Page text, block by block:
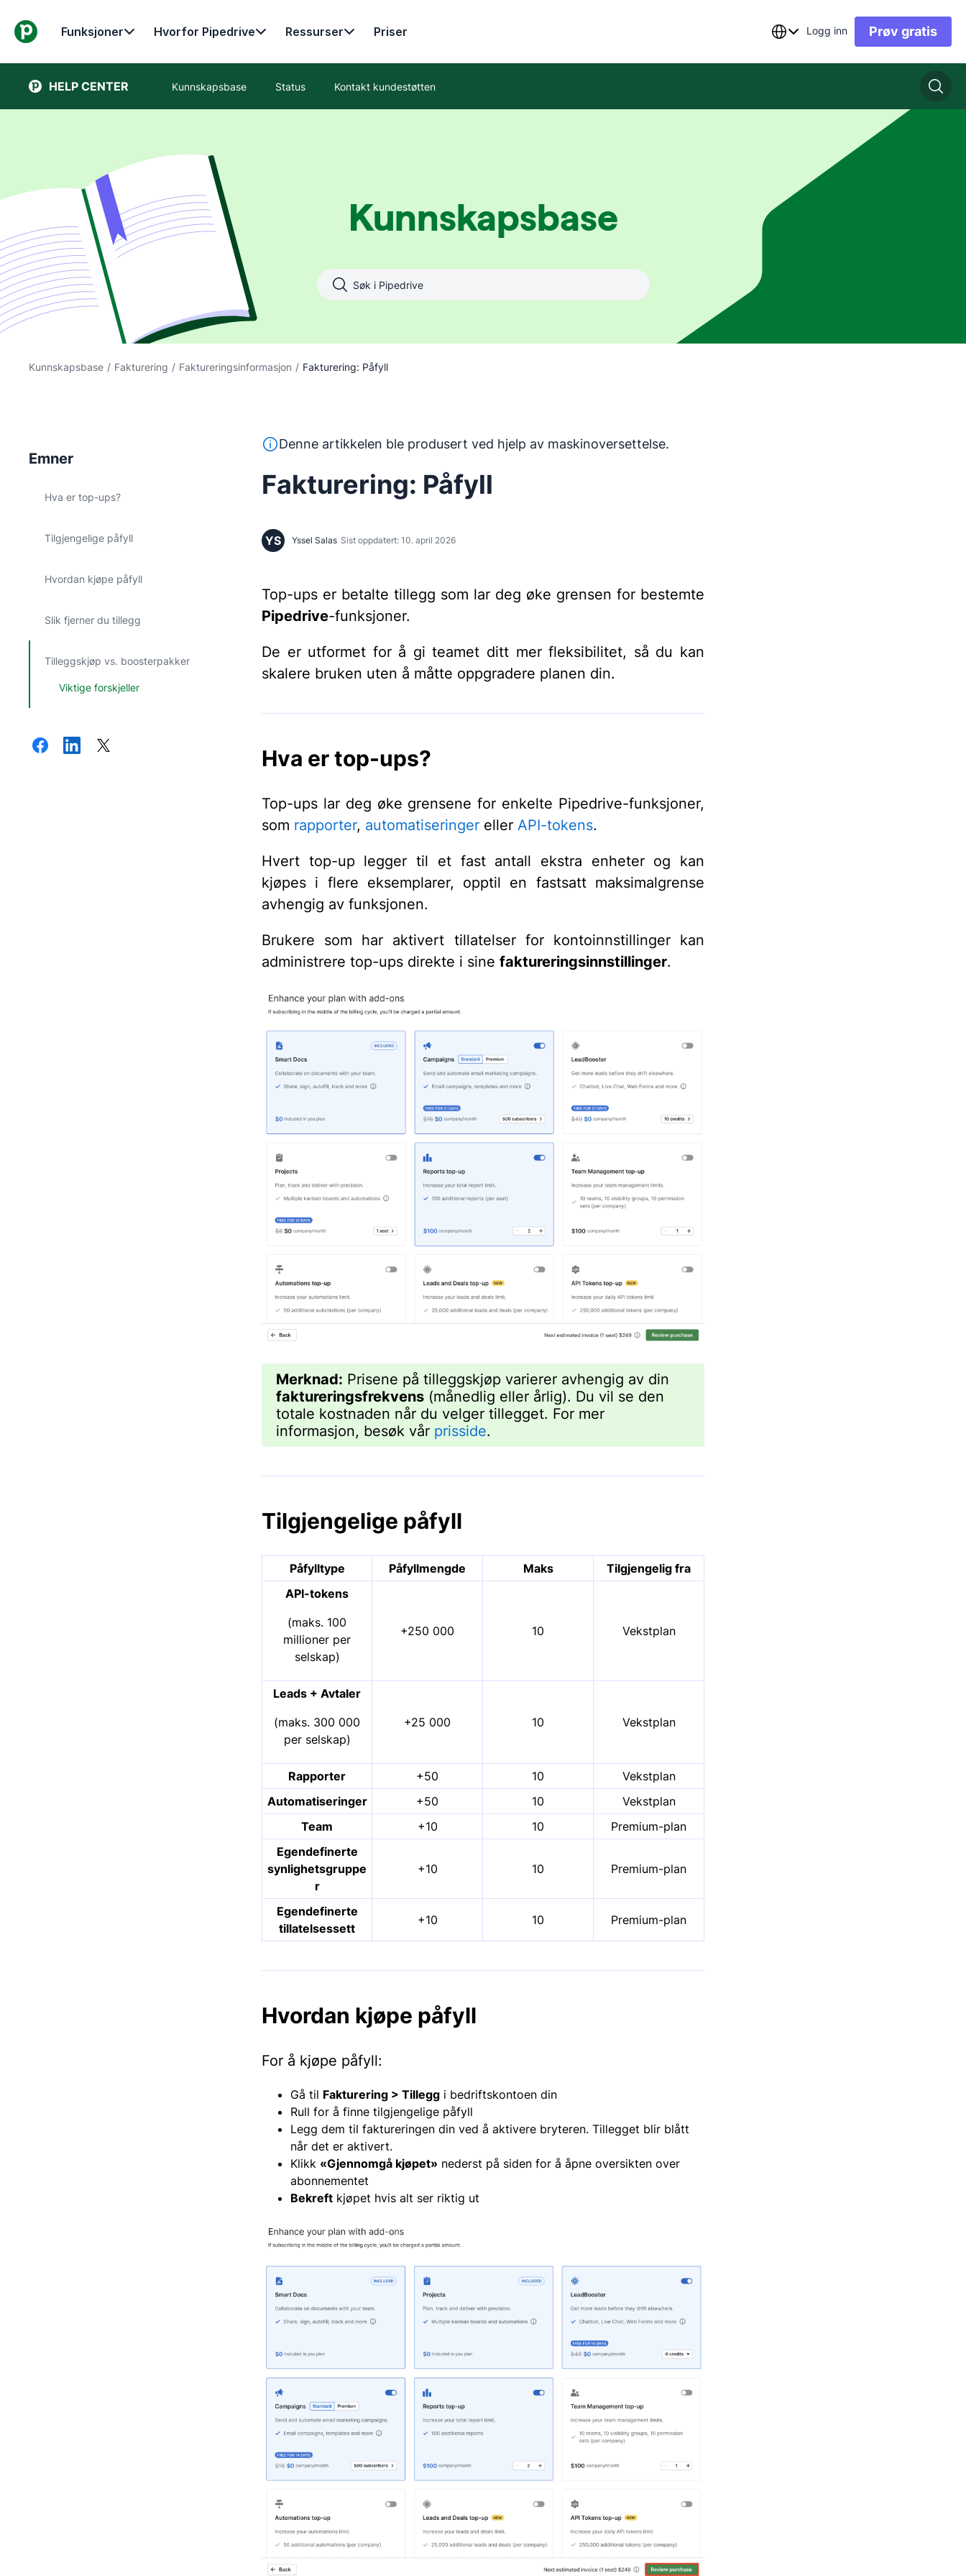
Funksjoner Hvorfor Pipedrive Ressurser Priser Logg inn Prøv gratis
HELP CENTER Kunnskapsbase Status Kontakt kundestøtten
Kunnskapsbase
Kunnskapsbase / Fakturering / Faktureringsinformasjon / Fakturering: Påfyll
Emner
Hva er top-ups?
Tilgjengelige påfyll
Hvordan kjøpe påfyll
Slik fjerner du tillegg
Tilleggskjøp vs. boosterpakker
Viktige forskjeller
Denne teksten ble oversatt fra engelsk ved hjelp av et maskinoversettelsesverktøy og er ikke korrekturlest av et menneske.
Denne artikkelen ble produsert ved hjelp av maskinoversettelse.
Fakturering: Påfyll
YS Yssel Salas Sist oppdatert: 10. april 2026
Top-ups er betalte tillegg som lar deg øke grensen for bestemte
Pipedrive-funksjoner.
De er utformet for å gi teamet ditt mer fleksibilitet, så du kan
skalere bruken uten å måtte oppgradere planen din.
Hva er top-ups?
Top-ups lar deg øke grensene for enkelte Pipedrive-funksjoner,
som rapporter, automatiseringer eller API-tokens.
Hvert top-up legger til et fast antall ekstra enheter og kan
kjøpes i flere eksemplarer, opptil en fastsatt maksimalgrense
avhengig av funksjonen.
Brukere som har aktivert tillatelser for konto­innstillinger kan
administrere top-ups direkte i sine faktureringsinnstillinger.
Merknad: Prisene på tilleggskjøp varierer avhengig av din
faktureringsfrekvens (månedlig eller årlig). Du vil se den
totale kostnaden når du velger tillegget. For mer
informasjon, besøk vår prisside.
Tilgjengelige påfyll
Påfylltype Påfyllmengde Maks
Tilgjengelig fra
API-tokens
(maks. 100
millioner per
selskap)
+250 000 10 Vekstplan
Leads + Avtaler
(maks. 300 000
per selskap)
+25 000 10 Vekstplan
Rapporter +50 10
Vekstplan
Automatiseringer
+50 10
Vekstplan
Team
+10 10
Premium-plan
Egendefinerte
synlighetsgruppe
r
+10 10 Premium-plan
Egendefinerte
tillatelsessett
+10 10 Premium-plan
Hvordan kjøpe påfyll
For å kjøpe påfyll:
Gå til Fakturering > Tillegg i bedriftskontoen din
Rull for å finne tilgjengelige påfyll
Legg dem til faktureringen din ved å aktivere bryteren. Tillegget blir blått
når det er aktivert.
Klikk «Gjennomgå kjøpet» nederst på siden for å åpne oversikten over
abonnementet
Bekreft kjøpet hvis alt ser riktig ut